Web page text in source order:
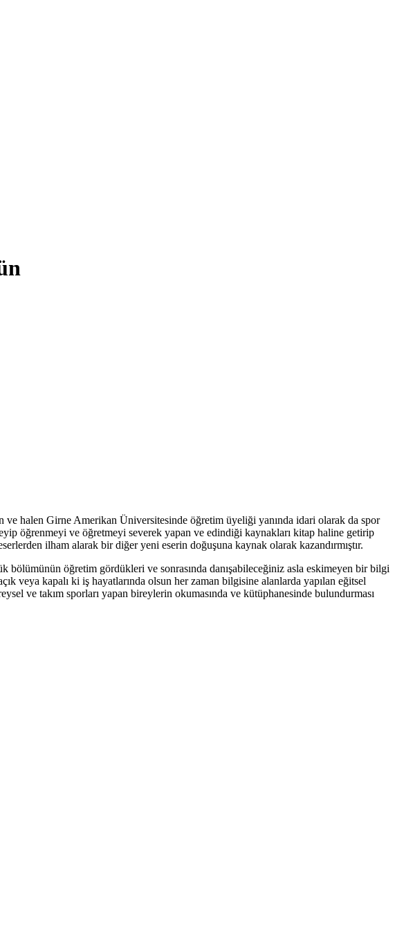
halen Girne Amerikan Üniversitesinde öğretim üyeliği yanında idari olarak da spor
öğrenmeyi ve öğretmeyi severek yapan ve edindiği kaynakları kitap haline getirip
ilham alarak bir diğer yeni eserin doğuşuna kaynak olarak kazandırmıştır.
öğretim gördükleri ve sonrasında danışabileceğiniz asla eskimeyen bir bilgi
veya kapalı ki iş hayatlarında olsun her zaman bilgisine alanlarda yapılan eğitsel
ve takım sporları yapan bireylerin okumasında ve kütüphanesinde bulundurması